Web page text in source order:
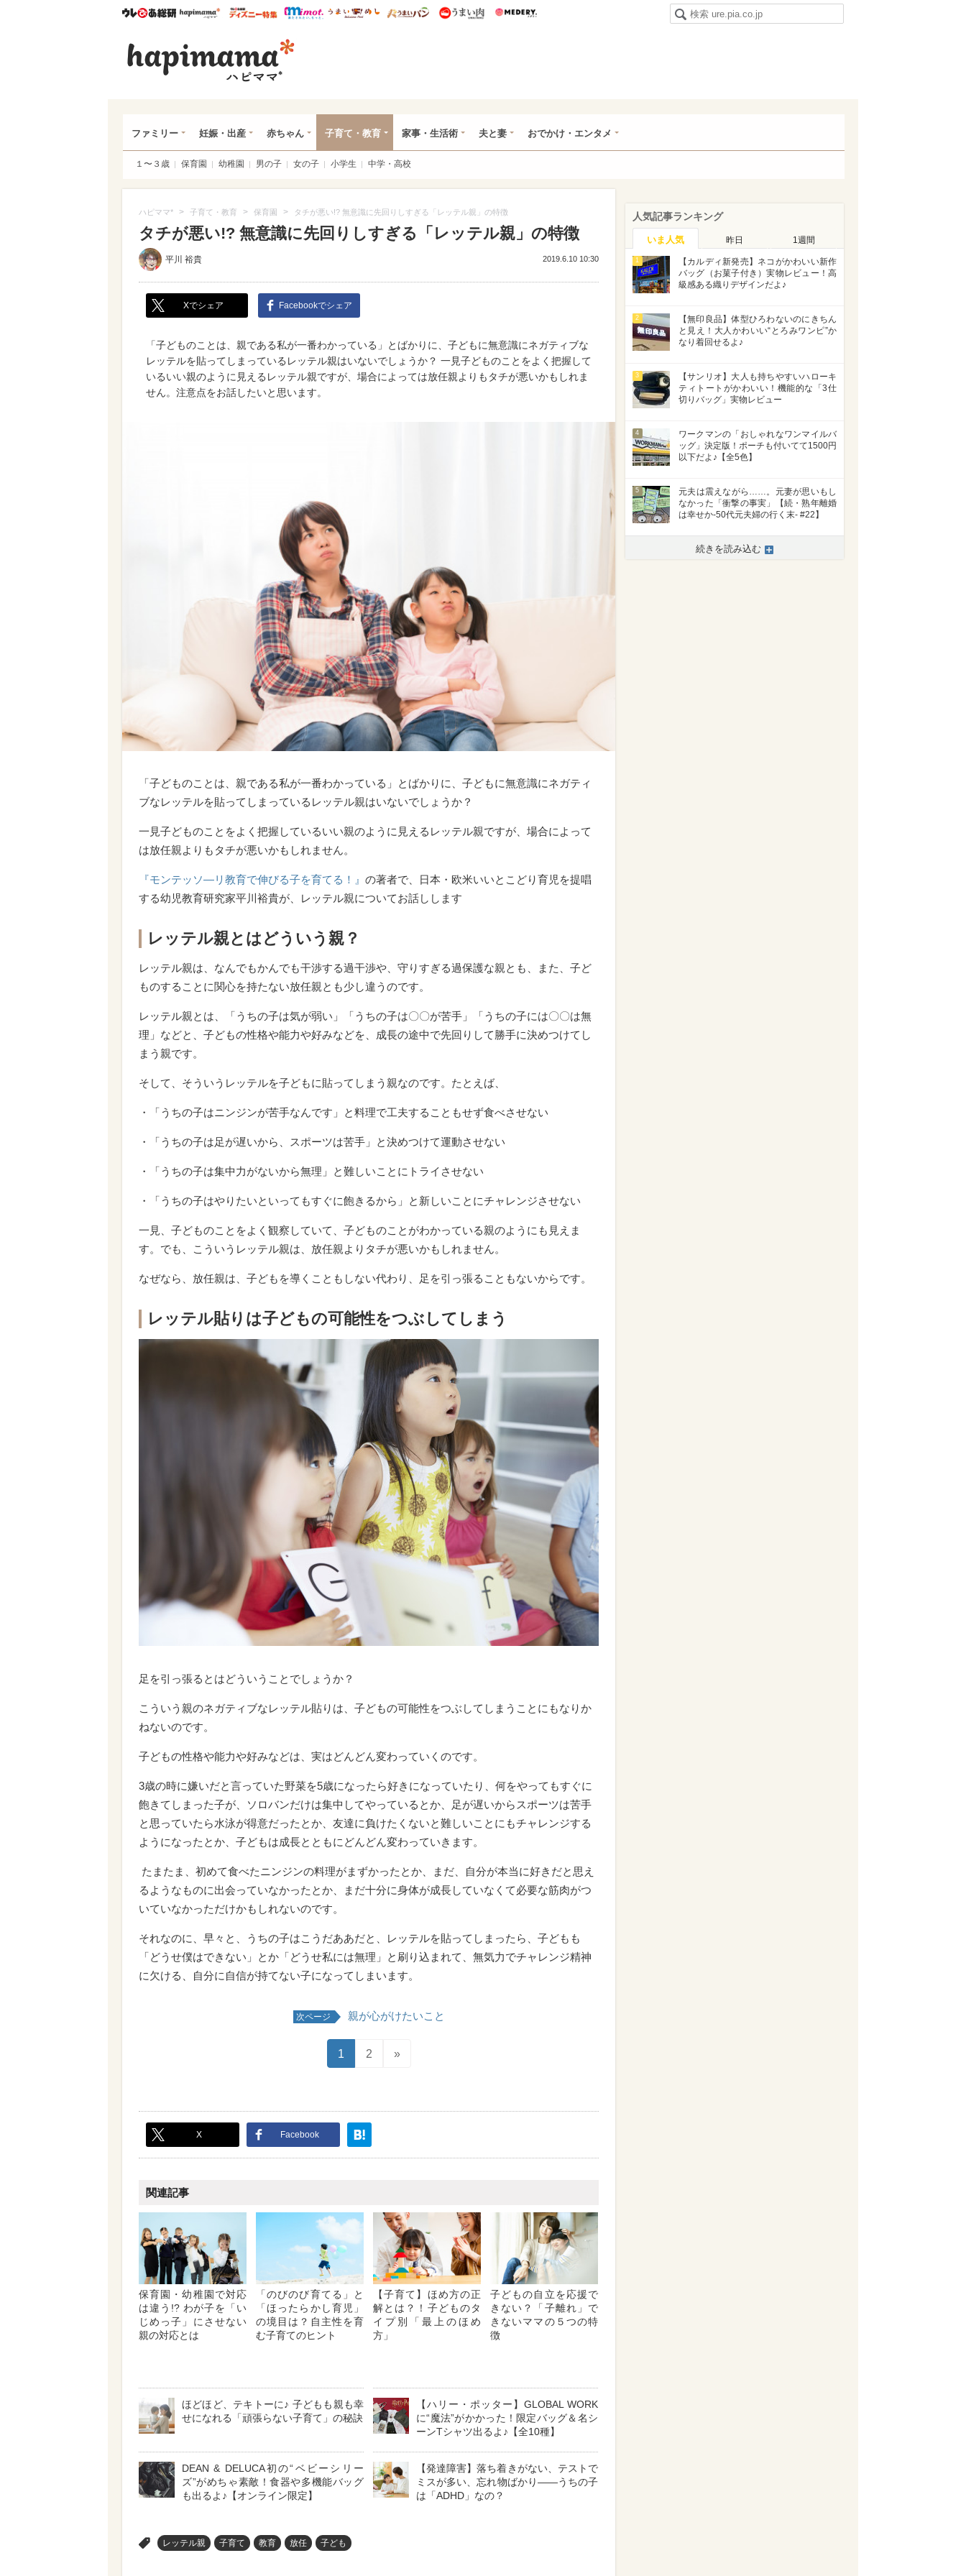
ウレぴあ総研ハピママ* ウレぴあ総研 ディズニー特集
mimot. うまいめし うまいパン うまい肉
ファミリー 妊娠・出産 赤ちゃん 子育て・教育 家事・生活術 夫と妻 おでかけ・エンタメ
１〜３歳 保育園 幼稚園 男の子 女の子 小学生 中学・高校
ハピママ* > 子育て・教育 > 保育園 > タチが悪い!? 無意識に先回りしすぎる「レッテル親」の特徴
タチが悪い!? 無意識に先回りしすぎる「レッテル親」の特徴
平川 裕貴 2019.6.10 10:30
Xでシェア Facebookでシェア
「子どものことは、親である私が一番わかっている」とばかりに、子どもに無意識にネガティブな
レッテルを貼ってしまっているレッテル親はいないでしょうか？ 一見子どものことをよく把握して
いるいい親のように見えるレッテル親ですが、場合によっては放任親よりもタチが悪いかもしれま
せん。注意点をお話したいと思います。
「子どものことは、親である私が一番わかっている」とばかりに、子どもに無意識にネガティ
ブなレッテルを貼ってしまっているレッテル親はいないでしょうか？
一見子どものことをよく把握しているいい親のように見えるレッテル親ですが、場合によって
は放任親よりもタチが悪いかもしれません。
『モンテッソ―リ教育で伸びる子を育てる！』 の著者で、日本・欧米いいとこどり育児を提唱
する幼児教育研究家平川裕貴が、レッテル親についてお話しします
レッテル親とはどういう親？
レッテル親は、なんでもかんでも干渉する過干渉や、守りすぎる過保護な親とも、また、子ど
ものすることに関心を持たない放任親とも少し違うのです。
レッテル親とは、「うちの子は気が弱い」「うちの子は〇〇が苦手」「うちの子には〇〇は無
理」などと、子どもの性格や能力や好みなどを、成長の途中で先回りして勝手に決めつけてし
まう親です。
そして、そういうレッテルを子どもに貼ってしまう親なのです。たとえば、
・「うちの子はニンジンが苦手なんです」と料理で工夫することもせず食べさせない
・「うちの子は足が遅いから、スポーツは苦手」と決めつけて運動させない
・「うちの子は集中力がないから無理」と難しいことにトライさせない
・「うちの子はやりたいといってもすぐに飽きるから」と新しいことにチャレンジさせない
一見、子どものことをよく観察していて、子どものことがわかっている親のようにも見えま
す。でも、こういうレッテル親は、放任親よりタチが悪いかもしれません。
なぜなら、放任親は、子どもを導くこともしない代わり、足を引っ張ることもないからです。
レッテル貼りは子どもの可能性をつぶしてしまう
足を引っ張るとはどういうことでしょうか？
こういう親のネガティブなレッテル貼りは、子どもの可能性をつぶしてしまうことにもなりか
ねないのです。
子どもの性格や能力や好みなどは、実はどんどん変わっていくのです。
3歳の時に嫌いだと言っていた野菜を5歳になったら好きになっていたり、何をやってもすぐに
飽きてしまった子が、ソロバンだけは集中してやっているとか、足が遅いからスポーツは苦手
と思っていたら水泳が得意だったとか、友達に負けたくないと難しいことにもチャレンジする
ようになったとか、子どもは成長とともにどんどん変わっていきます。
たまたま、初めて食べたニンジンの料理がまずかったとか、まだ、自分が本当に好きだと思え
るようなものに出会っていなかったとか、まだ十分に身体が成長していなくて必要な筋肉がつ
いていなかっただけかもしれないのです。
それなのに、早々と、うちの子はこうだああだと、レッテルを貼ってしまったら、子どもも
「どうせ僕はできない」とか「どうせ私には無理」と刷り込まれて、無気力でチャレンジ精神
に欠ける、自分に自信が持てない子になってしまいます。
次ページ 親が心がけたいこと
1 2 »
X Facebook
関連記事
保育園・幼稚園で対応
は違う!? わが子を「い
じめっ子」にさせない
親の対応とは
「のびのび育てる」と
「ほったらかし育児」
の境目は？自主性を育
む子育てのヒント
【子育て】ほめ方の正
解とは？！子どものタ
イプ別「最上のほめ
方」
子どもの自立を応援で
きない？「子離れ」で
きないママの５つの特
徴
ほどほど、テキトーに♪ 子どもも親も幸
せになれる「頑張らない子育て」の秘訣
【ハリー・ポッター】GLOBAL WORK
に“魔法”がかかった！限定バッグ＆名シ
ーンTシャツ出るよ♪【全10種】
DEAN & DELUCA初の“ベビーシリー
ズ”がめちゃ素敵！食器や多機能バッグ
も出るよ♪【オンライン限定】
【発達障害】落ち着きがない、テストで
ミスが多い、忘れ物ばかり――うちの子
は「ADHD」なの？
レッテル親 子育て 教育 放任 子ども
人気記事ランキング
いま人気 昨日 1週間
1
【カルディ新発売】ネコがかわいい新作
バッグ（お菓子付き）実物レビュー！高
級感ある織りデザインだよ♪
2
【無印良品】体型ひろわないのにきちん
と見え！大人かわいい“とろみワンピ”か
なり着回せるよ♪
3
【サンリオ】大人も持ちやすいハローキ
ティトートがかわいい！機能的な「3仕
切りバッグ」実物レビュー
4
ワークマンの「おしゃれなワンマイルバ
ッグ」決定版！ポーチも付いてて1500円
以下だよ♪【全5色】
5
元夫は震えながら……。元妻が思いもし
なかった「衝撃の事実」【続・熟年離婚
は幸せか-50代元夫婦の行く末- #22】
続きを読み込む